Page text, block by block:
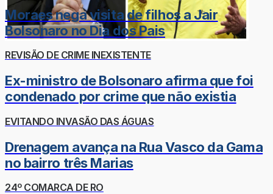
Moraes nega visita de filhos a Jair
Bolsonaro no Dia dos Pais
REVISÃO DE CRIME INEXISTENTE
Ex-ministro de Bolsonaro afirma que foi
condenado por crime que não existia
EVITANDO INVASÃO DAS ÁGUAS
Drenagem avança na Rua Vasco da Gama
no bairro três Marias
24º COMARCA DE RO